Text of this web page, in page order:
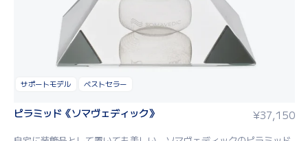
サポートモデル ベストセラー
ピラミッド《ソマヴェディック》 ¥37,150